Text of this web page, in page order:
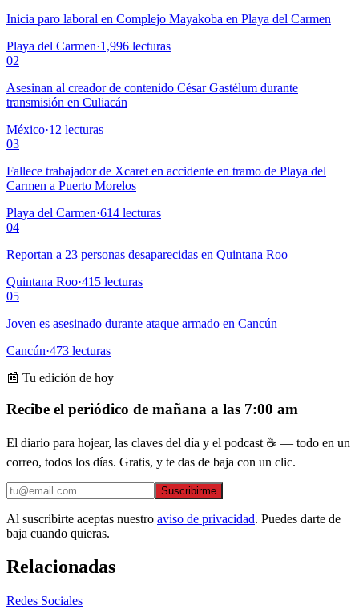
Inicia paro laboral en Complejo Mayakoba en Playa del Carmen
Playa del Carmen·1,996 lecturas
02
Asesinan al creador de contenido César Gastélum durante
transmisión en Culiacán
México·12 lecturas
03
Fallece trabajador de Xcaret en accidente en tramo de Playa del
Carmen a Puerto Morelos
Playa del Carmen·614 lecturas
04
Reportan a 23 personas desaparecidas en Quintana Roo
Quintana Roo·415 lecturas
05
Joven es asesinado durante ataque armado en Cancún
Cancún·473 lecturas
📰 Tu edición de hoy
Recibe el periódico de mañana a las 7:00 am
El diario para hojear, las claves del día y el podcast ☕ — todo en un
correo, todos los días. Gratis, y te das de baja con un clic.
Suscribirme
Al suscribirte aceptas nuestro aviso de privacidad. Puedes darte de
baja cuando quieras.
Relacionadas
Redes Sociales